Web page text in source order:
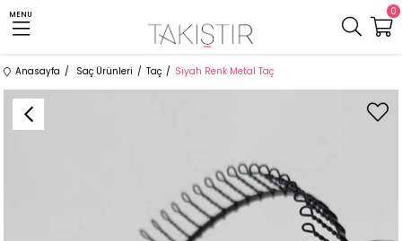
MENU 0
Anasayfa Saç Ürünleri Taç Siyah Renk Metal Taç